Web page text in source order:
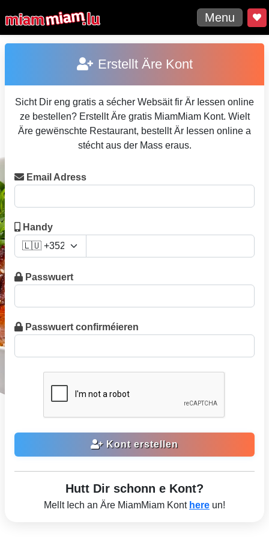
Menu
Erstellt Äre Kont
Sicht Dir eng gratis a sécher Websäit fir Är Iessen online
ze bestellen? Erstellt Äre gratis MiamMiam Kont. Wielt
Äre gewënschte Restaurant, bestellt Är Iessen online a
stécht aus der Mass eraus.
Email Adress
Handy
Passwuert
Passwuert confirméieren
Kont erstellen
Hutt Dir schonn e Kont?
Mellt Iech an Äre MiamMiam Kont here un!